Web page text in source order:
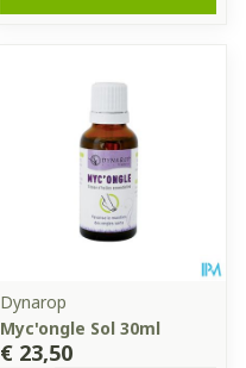
Dynarop
Myc'ongle Sol 30ml
€ 23,50